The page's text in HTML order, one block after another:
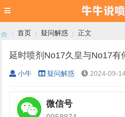
›
首页
›
疑问解惑
›
正文
延时喷剂No17久皇与No17有
小牛 疑问解惑 2024-09-
󦘖 微信号